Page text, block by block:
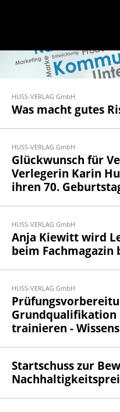
Jump
HUSS-VERLAG GmbH
Was macht gutes
HUSS-VERLAG GmbH
Glückwunsch für
Verlegerin Karin
ihren 70.
HUSS-VERLAG GmbH
Anja Kiewitt wird
beim Fachmagazin
HUSS-VERLAG GmbH
Grundqualifikation
trainieren -
Startschuss zur